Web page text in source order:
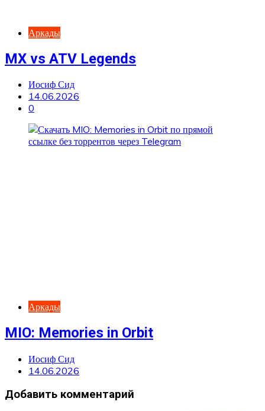
Аркады
MX vs ATV Legends
Иосиф Сид
14.06.2026
0
Аркады
MIO: Memories in Orbit
Иосиф Сид
14.06.2026
Добавить комментарий